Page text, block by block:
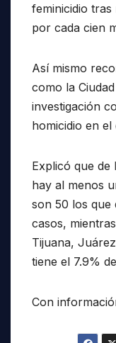
feminicidio tras
por cada cien
Así mismo
como la
investigación
homicidio en el
Explicó que de
hay al menos
son 50 los que
casos,
Tijuana,
tiene el 7.9%
Con